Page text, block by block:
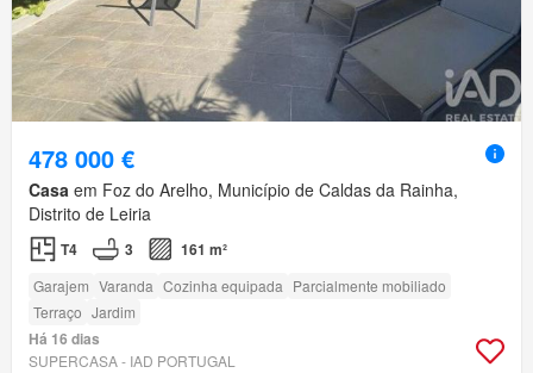
478 000 €
Casa em Foz do Arelho, Município de Caldas da Rainha,
Distrito de Leiria
T4 3 161 m²
Garajem Varanda Cozinha equipada Parcialmente mobiliado
Terraço Jardim
Há 16 dias
SUPERCASA - IAD PORTUGAL